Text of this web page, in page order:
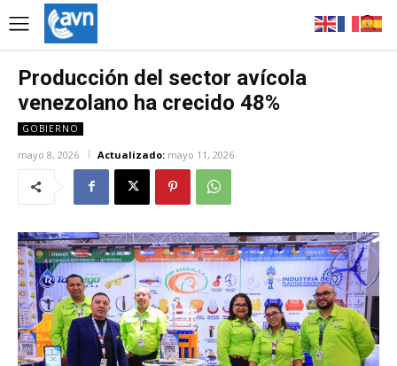
Producción del sector avícola
venezolano ha crecido 48%
GOBIERNO
mayo 8, 2026 Actualizado: mayo 11, 2026